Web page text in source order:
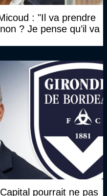
: "Il va prendre
? Je pense qu’il va
pourrait ne pas